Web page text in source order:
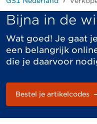
Bijna in de
Wat goed! Je gaat
een belangrijk
die je daarvoor
Bestel je artikelcodes